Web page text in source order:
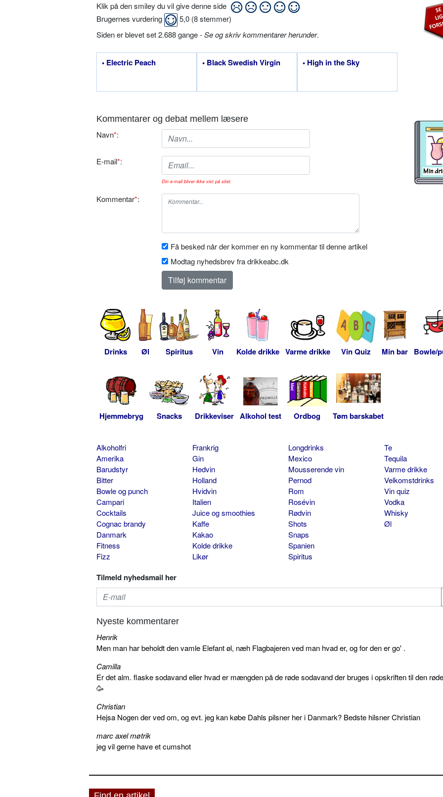
Klik på den smiley du vil give denne side
Brugernes vurdering
5,0 (8stemmer)
Siden er blevet set 2.688 gange -Se og skriv kommentarer herunder.
• Electric Peach • Black Swedish Virgin • High in the Sky
Kommentarer og debat mellem læsere
Navn*:
E-mail*:
Din e-mail bliver ikke vist på sitet.
Kommentar*:
Få besked når der kommer en ny kommentar til denne artikel
Modtag nyhedsbrev fra drikkeabc.dk
Drinks Øl Spiritus Vin Kolde drikke Varme drikke Vin Quiz Min bar Bowle/
Hjemmebryg Snacks Drikkeviser Alkohol test Ordbog Tøm barskabet
Alkoholfri
Amerika
Barudstyr
Bitter
Bowle og punch
Campari
Cocktails
Cognac brandy
Danmark
Fitness
Fizz
Frankrig
Gin
Hedvin
Holland
Hvidvin
Italien
Juice og smoothies
Kaffe
Kakao
Kolde drikke
Likør
Longdrinks
Mexico
Mousserende vin
Pernod
Rom
Rosévin
Rødvin
Shots
Snaps
Spanien
Spiritus
Te
Tequila
Varme drikke
Velkomstdrinks
Vin quiz
Vodka
Whisky
Øl
Tilmeld nyhedsmail her
Nyeste kommentarer
Henrik
Men man har beholdt den vamle Elefant øl, næh Flagbajeren ved man hvad er, og for den er go' .
Camilla
Er det alm. flaske sodavand eller hvad er mængden på de røde sodavand der bruges i opskriften til den
🥳
Christian
Hejsa Nogen der ved om, og evt. jeg kan købe Dahls pilsner her i Danmark? Bedste hilsner Christian
marc axel møtrik
jeg vil gerne have et cumshot